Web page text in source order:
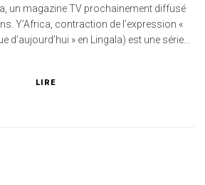
un magazine TV prochainement diffusé
Y’Africa, contraction de l’expression «
d’aujourd’hui » en Lingala) est une série...
LIRE